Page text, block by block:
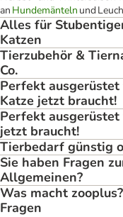
an Hundemänteln und
Alles für
Katzen
Tierzubehör &
Co.
Perfekt ausgerüstet
Katze jetzt braucht!
Perfekt
jetzt braucht!
Tierbedarf günstig
Sie haben Fragen
Allgemeinen?
Was macht
Fragen